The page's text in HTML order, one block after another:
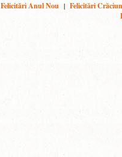
Felicitări Anul Nou | Felicitări